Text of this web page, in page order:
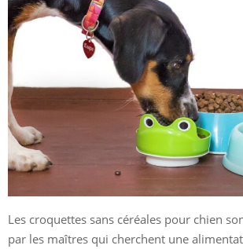
Les croquettes sans céréales pour chien
par les maîtres qui cherchent une